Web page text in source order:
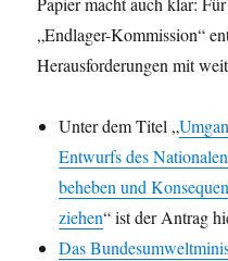
„Endlager-Kommission“
Herausforderungen mit
Unter dem Titel „
Entwurfs des
beheben und
ziehen“ ist der Antrag
Das